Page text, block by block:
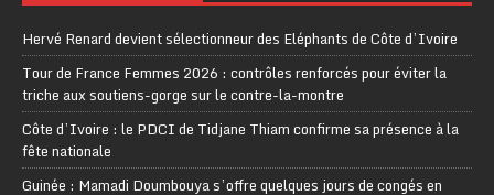
Hervé Renard devient sélectionneur des Eléphants de Côte d’Ivoire
Tour de France Femmes 2026 : contrôles renforcés pour éviter la
triche aux soutiens-gorge sur le contre-la-montre
Côte d’Ivoire : le PDCI de Tidjane Thiam confirme sa présence à la
fête nationale
Guinée : Mamadi Doumbouya s’offre quelques jours de congés en